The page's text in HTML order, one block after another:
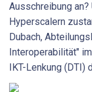
Ausschreibung
Hyperscalern
Dubach,
Interoperabilität"
IKT-Lenkung (DTI)